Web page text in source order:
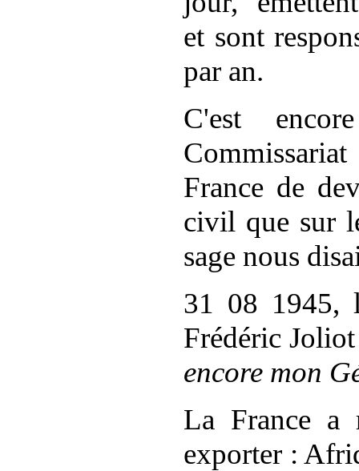
et sont
par an.
C'est
encore
France de
civil que sur
sage nous
31 08 1945,
Frédéric
encore mon
La France a
exporter :